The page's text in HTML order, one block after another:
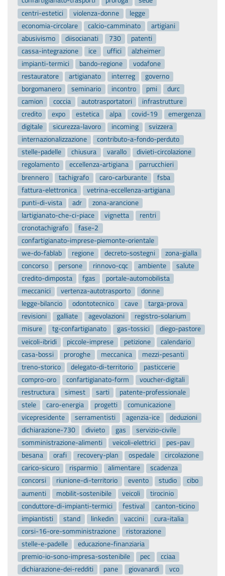
centri-estetici
violenza-donne
legge
economia-circolare
calcio-camminato
artigiani
abusivismo
diisocianati 730
patenti
cassa-integrazione
ice uffici
alzheimer
impianti-termici
bando-regione
vodafone
restauratore
artigianato interreg
governo
borgomanero
seminario incontro pmi
durc
camion
coccia autotrasportatori
infrastrutture
credito
expo estetica alpa covid-19
emergenza
digitale
sicurezza-lavoro incoming
svizzera
internazionalizzazione
contributo-a-fondo-perduto
stelle-padelle
chiusura varallo
divieti-circolazione
regolamento
eccellenza-artigiana
parrucchieri
brennero
tachigrafo caro-carburante
fsba
fattura-elettronica
vetrina-eccellenza-artigiana
punti-di-vista
adr
zona-arancione
lartigianato-che-ci-piace
vignetta
rentri
cronotachigrafo
fase-2
confartigianato-imprese-piemonte-orientale
we-do-fablab
regione decreto-sostegni
zona-gialla
concorso
persone rinnovo-cqc ambiente
salute
credito-dimposta
fgas
portale-automobilista
meccanici
vertenza-autotrasporto
donne
legge-bilancio
odontotecnico cave
targa-prova
revisioni
galliate agevolazioni
registro-solarium
misure
tg-confartigianato gas-tossici
diego-pastore
veicoli-ibridi
piccole-imprese petizione
calendario
casa-bossi
proroghe meccanica
mezzi-pesanti
treno-storico
delegato-di-territorio
pasticcerie
compro-oro
confartigianato-form
voucher-digitali
restructura
simest sarti
patente-professionale
stele
caro-energia progetti
comunicazione
vicepresidente
serramentisti agenzia-ice
deduzioni
dichiarazione-730
divieto gas
servizio-civile
somministrazione-alimenti
veicoli-elettrici
pes-pav
besana
orafi recovery-plan ospedale
circolazione
carico-sicuro
risparmio alimentare
scadenza
concorsi
riunione-di-territorio evento studio
cibo
aumenti
mobilit-sostenibile veicoli
tirocinio
conduttore-di-impianti-termici
festival
canton-ticino
impiantisti
stand linkedin vaccini
cura-italia
corsi-16-ore-somministrazione
ristorazione
stelle-e-padelle
educazione-finanziaria
premio-io-sono-impresa-sostenibile
pec
cciaa
dichiarazione-dei-redditi
pane giovanardi
vco